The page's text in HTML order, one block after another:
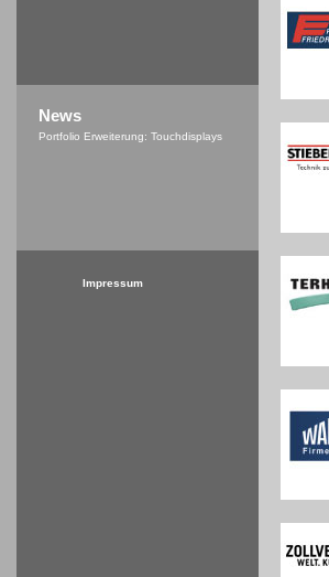
News
Portfolio Erweiterung: Touchdisplays
Impressum